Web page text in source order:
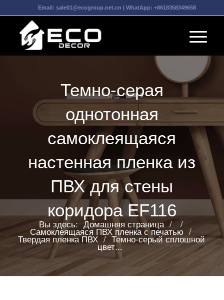
Email: sale01@ecogroup.net.cn | WhatApp: +8618358349658
Темно-серая
однотонная
самоклеящаяся
настенная пленка из
ПВХ для стены
коридора EF116
Вы здесь: Домашняя страница / /
Самоклеящаяся ПВХ пленка с печатью /
Твердая пленка ПВХ / Темно-серый сплошной
цвет...